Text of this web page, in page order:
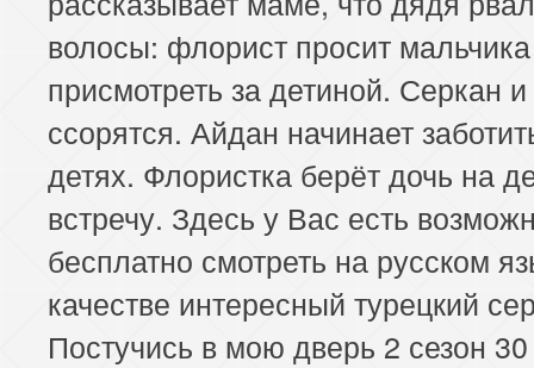
волосы: флорист просит мальчика
присмотреть за детиной. Серкан
ссорятся. Айдан начинает
детях. Флористка берёт дочь на
встречу. Здесь у Вас есть
бесплатно смотреть на русском
качестве интересный турецкий
Постучись в мою дверь 2 сезон